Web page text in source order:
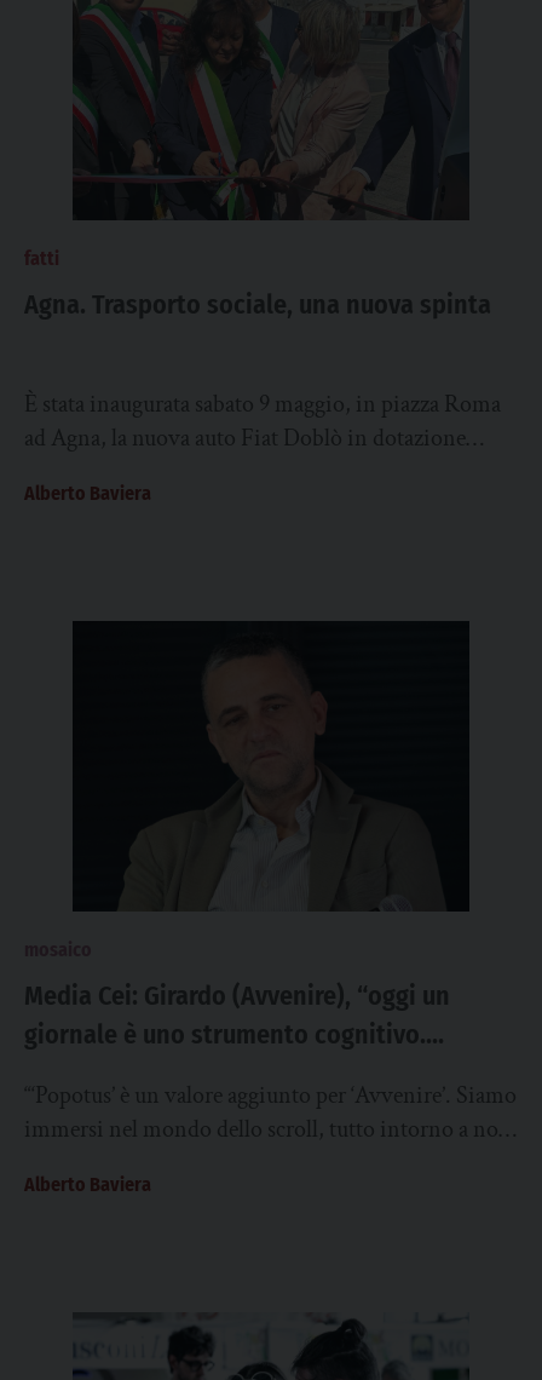
fatti
Agna. Trasporto sociale, una nuova spinta
È stata inaugurata sabato 9 maggio, in piazza Roma
ad Agna, la nuova auto Fiat Doblò in dotazione
Alberto Baviera
Media Cei: Girardo (Avvenire), “oggi un
giornale è uno strumento cognitivo.
scroll”
“‘Popotus’ è un valore aggiunto per ‘Avvenire’. Siamo
immersi nel mondo dello scroll, tutto intorno a noi
Alberto Baviera